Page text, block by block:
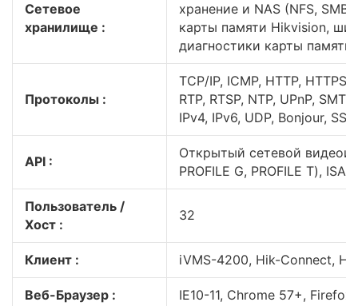
Сетевое
хранилище :
хранение и NAS (NFS,
карты памяти Hikvision,
диагностики карты памяти
Протоколы :
TCP/IP, ICMP, HTTP, HTTPS,
RTP, RTSP, NTP, UPnP,
IPv4, IPv6, UDP, Bonjour,
API :
Открытый сетевой
PROFILE G, PROFILE T),
Пользователь /
Хост :
32
Клиент : iVMS-4200, Hik-Connect,
Веб-Браузер : IE10-11, Chrome 57+,